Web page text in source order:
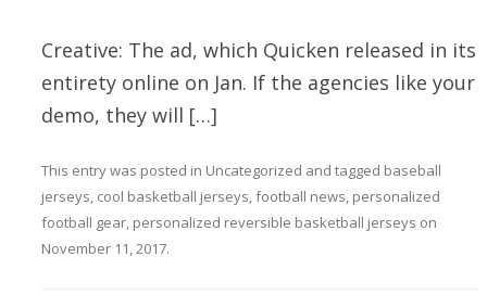
Creative: The ad, which Quicken released in its
entirety online on Jan. If the agencies like your
demo, they will […]
This entry was posted in Uncategorized and tagged baseball
jerseys, cool basketball jerseys,football news, personalized
football gear, personalized reversible basketball jerseys on
November 11, 2017.